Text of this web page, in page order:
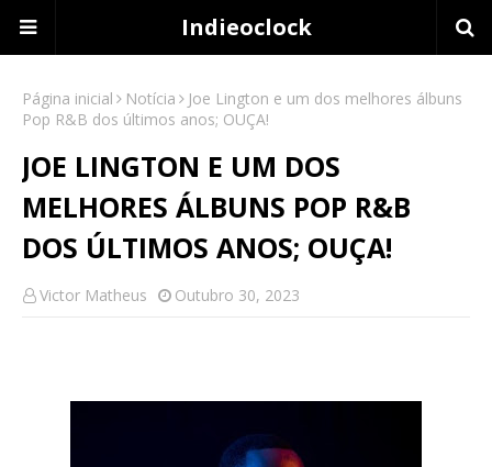
Indieoclock
Página inicial Notícia
Joe Lington e um dos melhores álbuns
Pop R&B dos últimos anos; OUÇA!
JOE LINGTON E UM DOS
MELHORES ÁLBUNS POP R&B
DOS ÚLTIMOS ANOS; OUÇA!
Victor Matheus Outubro 30, 2023